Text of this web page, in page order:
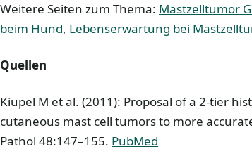
Weitere Seiten zum Thema: Mastzelltumor
beim Hund, Lebenserwartung bei
Quellen
Kiupel M et al. (2011): Proposal of a 2-tier
cutaneous mast cell tumors to more
Pathol 48:147–155. PubMed